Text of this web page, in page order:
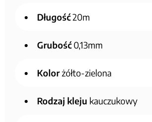
Długość20m
Grubość 0,13mm
Kolorżółto-zielona
Rodzaj kleju kauczukowy